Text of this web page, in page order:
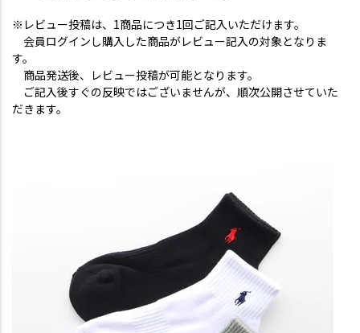
※レビュー投稿は、1商品につき1回ご記入いただけます。
会員ログインし購入した商品がレビュー記入の対象となりま
す。
商品発送後、レビュー投稿が可能となります。
ご記入後すぐの反映ではございませんが、順次公開させていた
だきます。